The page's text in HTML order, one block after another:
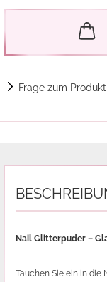
Frage zum Produkt
Nail Glitterpuder –
Tauchen Sie ein in die